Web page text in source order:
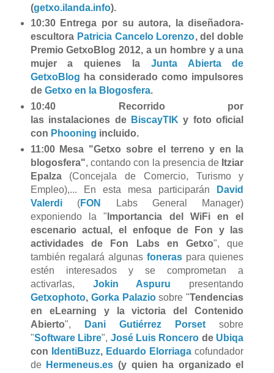
(getxo.ilanda.info).
10:30 Entrega por su autora, la diseñadora-
escultora Patricia Cancelo Lorenzo,deldoble
Premio GetxoBlog 2012, a un hombre y a una
mujer a quienes la Junta Abierta de
GetxoBlog ha considerado como impulsores
de Getxo en la Blogosfera.
10:40
Recorrido por
las instalaciones de BiscayTIK y foto oficial
con Phooning incluido.
11:00 Mesa "Getxo sobre el terreno y en la
blogosfera", contando con la presencia de Itziar
Epalza(Concejala de Comercio, Turismo y
Empleo),... En esta mesa participarán
David
Valerdi
(FON Labs General Manager)
exponiendo la " Importancia del WiFi en el
escenario actual, el enfoque de Fon y las
actividades de Fon Labs en Getxo", que
también regalará algunas foneras para quienes
estén interesados y se comprometan a
activarlas, Jokin Aspuru presentando
Getxophoto, Gorka Palazio sobre "Tendencias
en eLearning y la victoria del Contenido
Abierto", Dani Gutiérrez Porset
sobre
"Software Libre", José Luis Roncero de Ubiqa
con IdentiBuzz, Eduardo Elorriaga cofundador
de
Hermeneus.es (y quien ha organizado el